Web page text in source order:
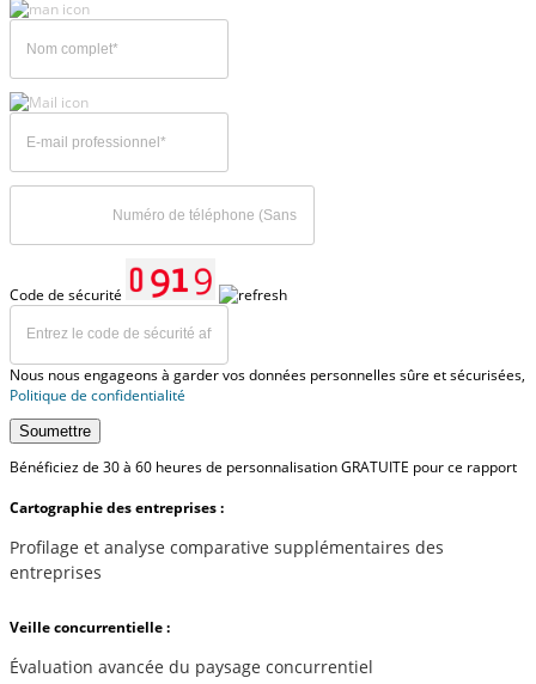
Code de sécurité
Nous nous engageons à garder vos données personnelles sûre et sécurisées,
Politique de confidentialité
Soumettre
Bénéficiez de 30 à 60 heures de personnalisation GRATUITE pour ce rapport
Cartographie des entreprises :
Profilage et analyse comparative supplémentaires des
entreprises
Veille concurrentielle :
Évaluation avancée du paysage concurrentiel